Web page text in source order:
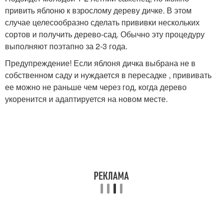
привить яблоню к взрослому дереву дичке. В этом
случае целесообразно сделать прививки нескольких
сортов и получить дерево-сад. Обычно эту процедуру
выполняют поэтапно за 2-3 года.
Предупреждение! Если яблоня дичка выбрана не в
собственном саду и нуждается в пересадке , прививать
ее можно не раньше чем через год, когда дерево
укоренится и адаптируется на новом месте.